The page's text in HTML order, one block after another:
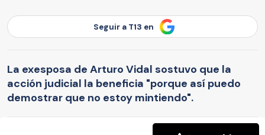
Seguir a T13 en
La exesposa de Arturo Vidal sostuvo que la
acción judicial la beneficia "porque así puedo
demostrar que no estoy mintiendo".